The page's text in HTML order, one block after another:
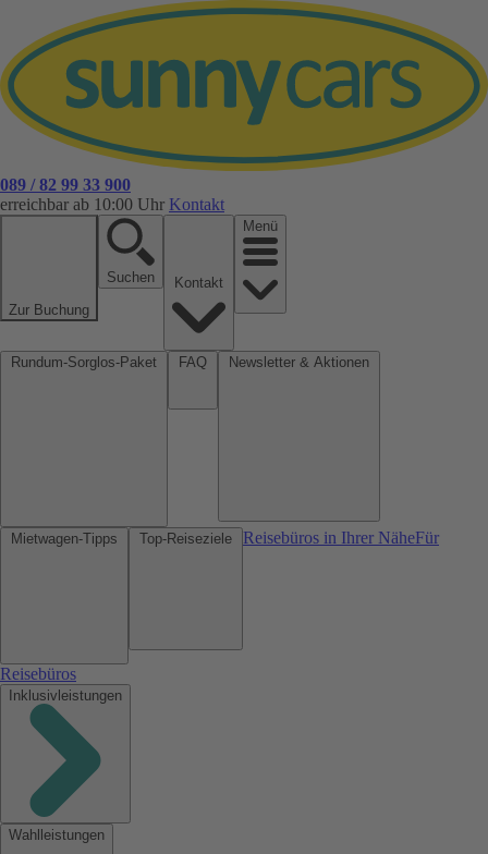
089 / 82 99 33 900
erreichbar ab 10:00 Uhr Kontakt
Zur Buchung
Suchen
Menü
Reisebüros in Ihrer NäheFür
Reisebüros
Inklusivleistungen
Wahlleistungen